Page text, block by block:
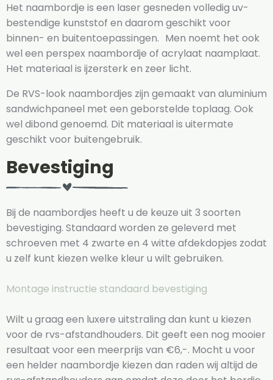
Het naambordje is een laser gesneden volledig uv-
bestendige kunststof en daarom geschikt voor
binnen- en buitentoepassingen. Men noemt het ook
wel een perspex naambordje of acrylaat naamplaat.
Het materiaal is ijzersterk en zeer licht.
De RVS-look naambordjes zijn gemaakt van aluminium
sandwichpaneel met een geborstelde toplaag. Ook
wel dibond genoemd. Dit materiaal is uitermate
geschikt voor buitengebruik.
Bevestiging
Bij de naambordjes heeft u de keuze uit 3 soorten
bevestiging. Standaard worden ze geleverd met
schroeven met 4 zwarte en 4 witte afdekdopjes zodat
u zelf kunt kiezen welke kleur u wilt gebruiken.
Montage instructie standaard bevestiging
Wilt u graag een luxere uitstraling dan kunt u kiezen
voor de rvs-afstandhouders. Dit geeft een nog mooier
resultaat voor een meerprijs van €6,-. Mocht u voor
een helder naambordje kiezen dan raden wij altijd de